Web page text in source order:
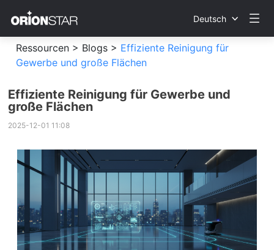
Deutsch
Ressourcen > Blogs > Effiziente Reinigung für
Gewerbe und große Flächen
Effiziente Reinigung für Gewerbe und
große Flächen
2025-12-01 11:08